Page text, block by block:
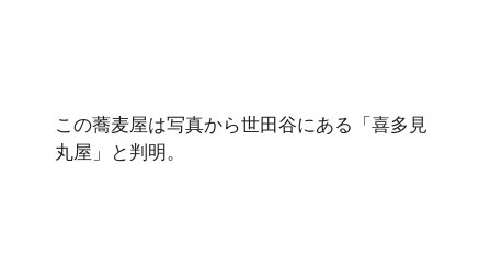
この蕎麦屋は写真から世田谷にある「喜多見
丸屋」と判明。